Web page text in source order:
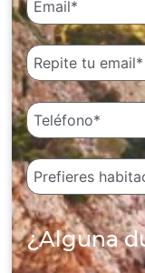
¿Alguna